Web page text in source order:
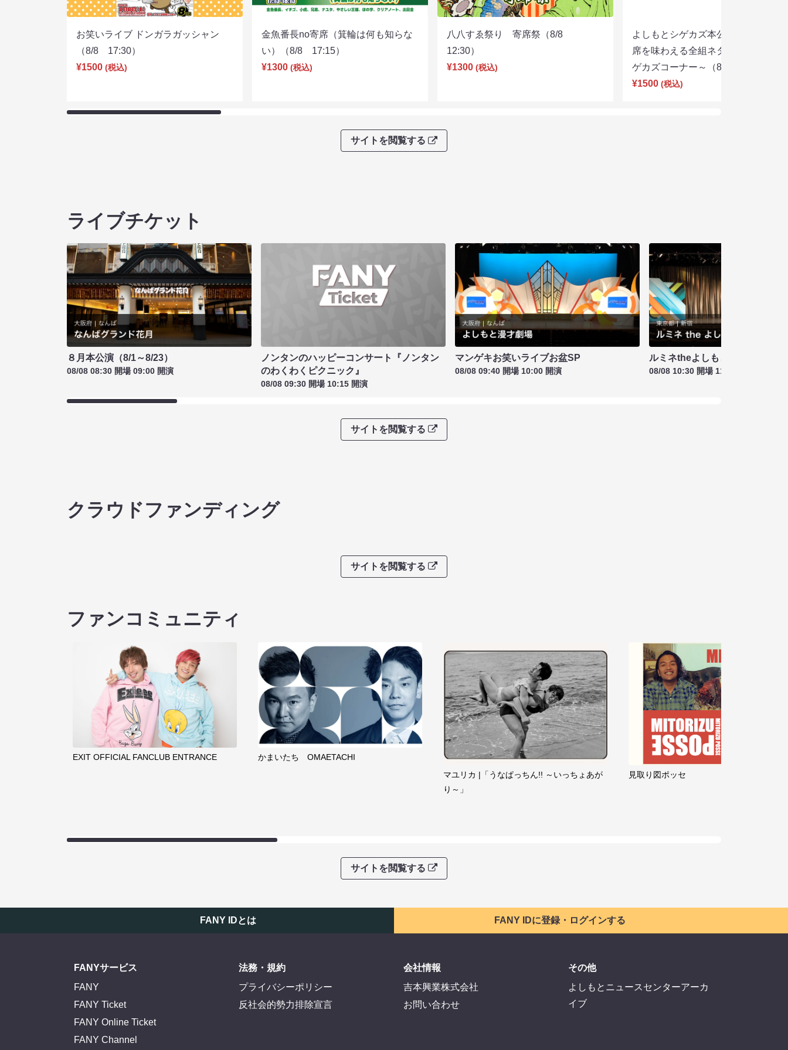
お笑いライブ ドンガラガッシャン
（8/8 17:30）
¥1500 (税込)
金魚番長no寄席（箕輪は何も知らな
い）（8/8 17:15）
¥1300 (税込)
八八すゑ祭り 寄席祭（8/8
12:30）
¥1300 (税込)
よしもとシゲカズ本公演～本気の寄
席を味わえる全組ネタと大阪名物シ
ゲカズコーナー～（8/8 13:30）
¥1500 (税込)
サイトを閲覧する
ライブチケット
８月本公演（8/1～8/23）
08/08 08:30 開場 09:00 開演
ノンタンのハッピーコンサート『ノンタン
のわくわくピクニック』
08/08 09:30 開場 10:15 開演
マンゲキお笑いライブお盆SP
08/08 09:40 開場 10:00 開演
ルミネtheよしもと お盆特別興行
08/08 10:30 開場 11:00 開演
サイトを閲覧する
クラウドファンディング
サイトを閲覧する
ファンコミュニティ
EXIT OFFICIAL FANCLUB ENTRANCE
かまいたち OMAETACHI
マユリカ |「うなぱっちん!! ～いっちょあが
り～」
見取り図ポッセ
サイトを閲覧する
FANY IDとは FANY IDに登録・ログインする
FANYサービス
FANY
FANY Ticket
FANY Online Ticket
FANY Channel
法務・規約
プライバシーポリシー
反社会的勢力排除宣言
会社情報
吉本興業株式会社
お問い合わせ
その他
よしもとニュースセンターアーカ
イブ